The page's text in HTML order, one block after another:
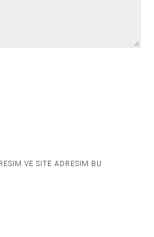
VE SITE ADRESIM BU